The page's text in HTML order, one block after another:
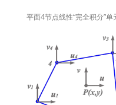
平面4节点线性“完全积分”